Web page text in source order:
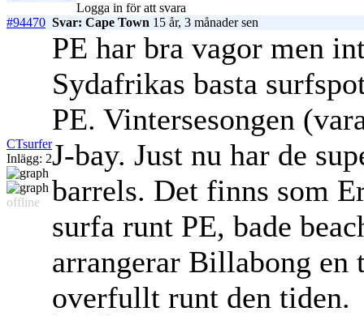
Logga in för att svara
#94470 Svar: Cape Town 15 år, 3 månader sen
CTsurfer
Inlägg: 2
offline
PE har bra vagor men
Sydafrikas basta
PE. Vintersesongen
J-bay. Just nu har de
barrels. Det finns som
surfa runt PE, bade
arrangerar Billabong en
overfullt runt den tiden.